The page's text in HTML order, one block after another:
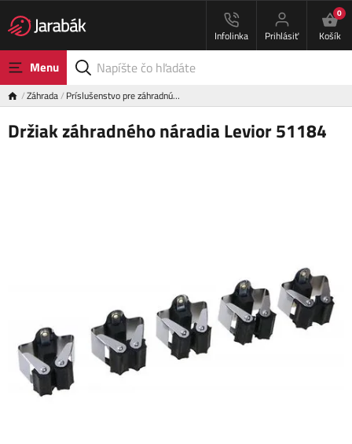
Infolinka Prihlásiť
0
Košík
Menu
Záhrada Príslušenstvo pre záhradnú…
Držiak záhradného náradia Levior 51184